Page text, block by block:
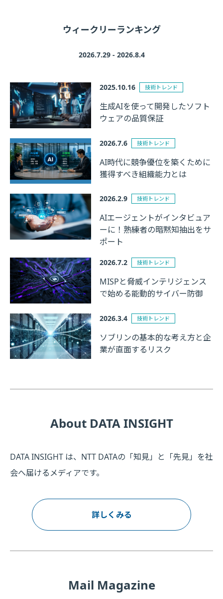
ウィークリーランキング
2026.7.29 - 2026.8.4
2025.10.16 技術トレンド
生成AIを使って開発したソフト
ウェアの品質保証
2026.7.6 技術トレンド
AI時代に競争優位を築くために
獲得すべき組織能力とは
2026.2.9 技術トレンド
AIエージェントがインタビュア
ーに！熟練者の暗黙知抽出をサ
ポート
2026.7.2 技術トレンド
MISPと脅威インテリジェンス
で始める能動的サイバー防御
2026.3.4 技術トレンド
ソブリンの基本的な考え方と企
業が直面するリスク
About DATA INSIGHT
DATA INSIGHT は、NTT DATAの「知見」と「先見」を社
会へ届けるメディアです。
詳しくみる
Mail Magazine